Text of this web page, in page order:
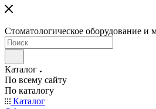
Стоматологическое оборудование
Каталог
По всему сайту
По каталогу
Каталог